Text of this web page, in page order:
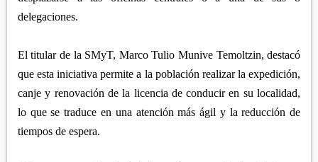
delegaciones.
El titular de la SMyT, Marco Tulio Munive Temoltzin, destacó
que esta iniciativa permite a la población realizar la expedición,
canje y renovación de la licencia de conducir en su localidad,
lo que se traduce en una atención más ágil y la reducción de
tiempos de espera.